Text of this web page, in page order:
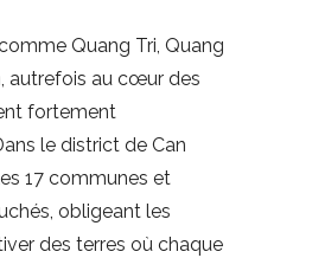
Quang Tri, Quang
autrefois au cœur des
fortement
le district de Can
17 communes et
obligeant les
des terres où chaque